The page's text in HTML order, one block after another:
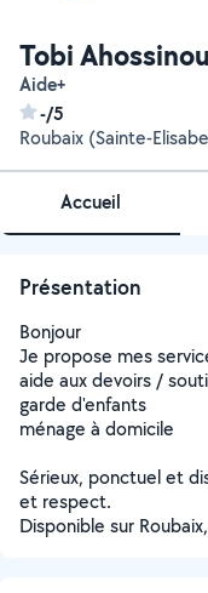
Tobi Ahossinou
Aide+
-/5
Roubaix (Sainte-
Accueil
Présentation
Bonjour
Je propose mes
aide aux devoirs /
garde d'enfants
ménage à domicile
Sérieux, ponctuel et
et respect.
Disponible sur